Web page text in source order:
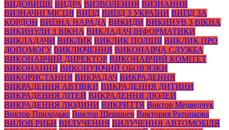
ВИДОВИЩЕ ВИДРА ВИЗВОЛЕННЯ ВИЗНАННЯ
ВИЗНАЧНІ МІСЦЯ ВИЇЗД ВИЇЗД З УКРАЇНИ ВИЇЗД ЗА
КОРДОН ВИЇЗНА НАРАДА ВИКИДИ ВИКИНУВ З ВІКНА
ВИКИНУЛИ З ВІКНА ВИКЛАДАЧ ІНФОРМАТИКИ
ВИКЛАДАЧИ ВИКЛИК ВИКЛИК ПОЛІЦІЇ ВИКЛИК ПРО
ДОПОМОГУ ВИКЛЮЧЕННЯ ВИКОНАВЧА СЛУЖБА
ВИКОНАВЧИЙ ДИРЕКТОР ВИКОНАВЧИЙ КОМІТЕТ
ВИКОНАННЯ ВИКОНУЮЧИЙ ОБОВ'ЯЗКИ
ВИКОРИСТАННЯ ВИКРАДАЧ ВИКРАДЕННЯ
ВИКРАДЕННЯ АВТІВКИ ВИКРАДЕННЯ ДИТИНИ
ВИКРАДЕННЯ ДІТЕЙ ВИКРАДЕННЯ ЛЮДЕЙ
ВИКРАДЕННЯ ЛЮДИНИ ВИКРИТТЯ Виктор Медведчук
Виктор Приходько Виктор Шершнев Виктория Ратникова
ВИЛОВ РИБИ ВИЛУЧЕННЯ ВИЛУЧЕННЯ АВТОМОБІЛЯ